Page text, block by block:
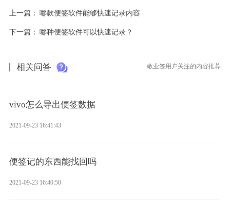
上一篇： 哪款便签软件能够快速记录内容
下一篇： 哪种便签软件可以快速记录？
相关问答 敬业签用户关注的内容推荐
vivo怎么导出便签数据
2021-09-23 16:41:43
便签记的东西能找回吗
2021-09-23 16:40:50